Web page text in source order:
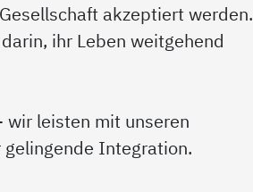
akzeptiert werden.
ihr Leben weitgehend
wir leisten mit unseren
gelingende Integration.